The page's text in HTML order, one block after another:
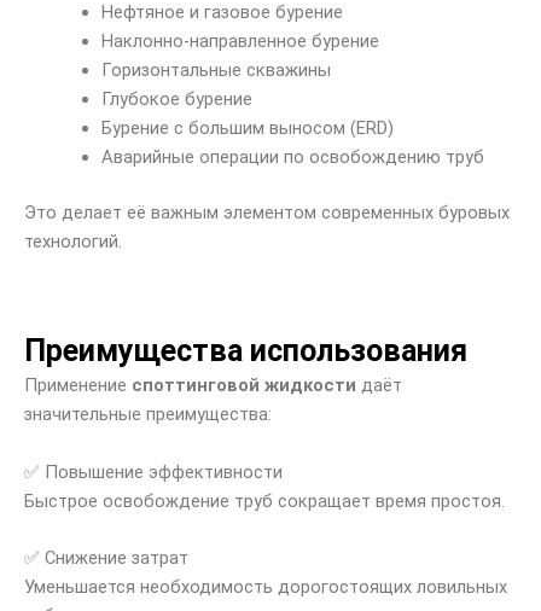
Нефтяное и газовое бурение
Наклонно-направленное бурение
Горизонтальные скважины
Глубокое бурение
Бурение с большим выносом (ERD)
Аварийные операции по освобождению труб
Это делает её важным элементом современных буровых
технологий.
Преимущества использования
Применение споттинговой жидкости даёт
значительные преимущества:
✅ Повышение эффективности
Быстрое освобождение труб сокращает время простоя.
✅ Снижение затрат
Уменьшается необходимость дорогостоящих ловильных